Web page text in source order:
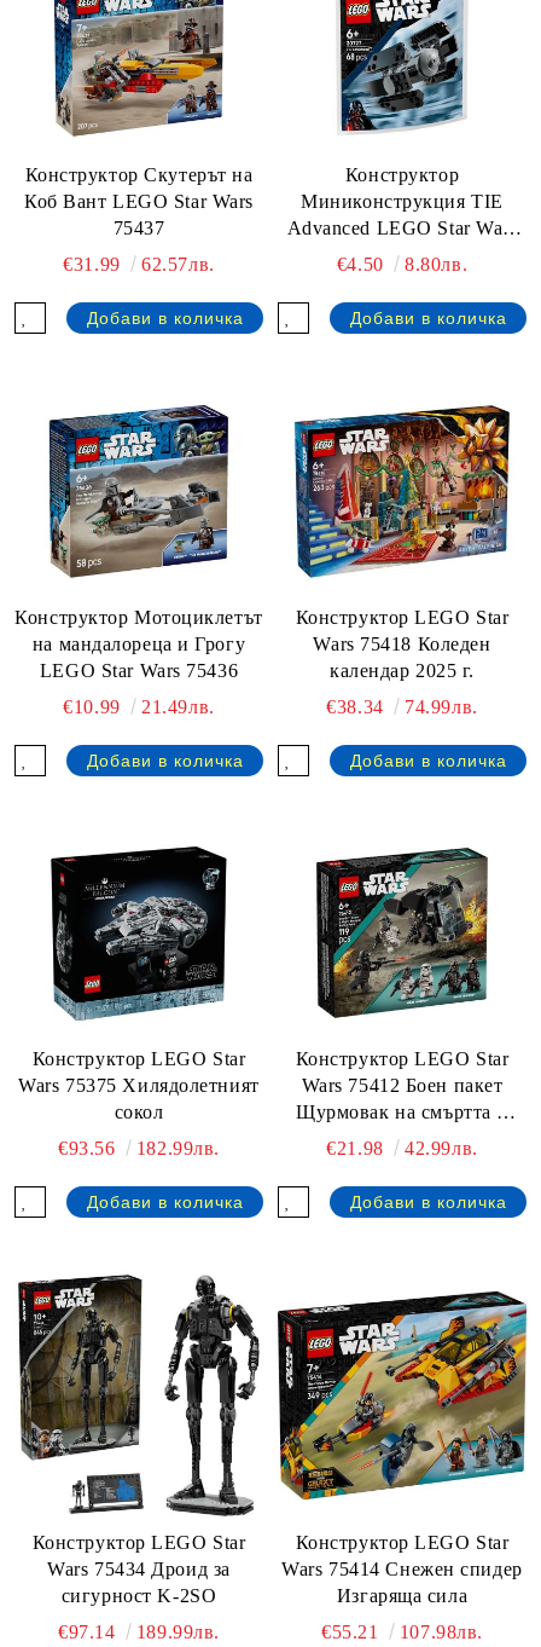
Конструктор Скутерът на
Коб Вант LEGO Star Wars
75437
€31.99
62.57лв.
Конструктор
Миниконструкция TIE
Advanced LEGO Star Wars
30727
€4.50 8.80лв.
Конструктор Мотоциклетът
на мандалореца и Грогу
LEGO Star Wars 75436
€10.99
21.49лв.
Конструктор LEGO Star
Wars 75418 Коледен
календар 2025 г.
€38.34
74.99лв.
Конструктор LEGO Star
Wars 75375 Хилядолетният
сокол
€93.56
182.99лв.
Конструктор LEGO Star
Wars 75412 Боен пакет
Щурмовак на смъртта и
Нощен щурмовак
€21.98 42.99лв.
Конструктор LEGO Star
Wars 75434 Дроид за
сигурност K-2SO
€97.14
189.99лв.
Конструктор LEGO Star
Wars 75414 Снежен спидер
Изгаряща сила
€55.21
107.98лв.